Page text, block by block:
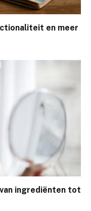
en meer
ingrediënten tot